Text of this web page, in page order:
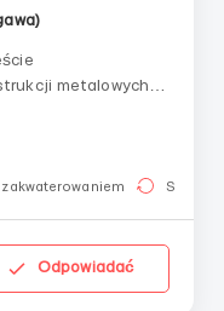
metalowych
przyrządami
2
zakwaterowaniem Stała
Odpowiadać